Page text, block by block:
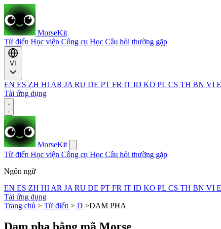
MorseKit
Từ điển Học viện Công cụ Học Câu hỏi thường gặp
EN ES ZH HI AR JA RU DE PT FR IT ID KO PL CS TH BN VI
Tải ứng dụng
MorseKit
Từ điển Học viện Công cụ Học Câu hỏi thường gặp
Ngôn ngữ
EN ES ZH HI AR JA RU DE PT FR IT ID KO PL CS TH BN VI
Tải ứng dụng
Trang chủ > Từ điển > D >DAM PHA